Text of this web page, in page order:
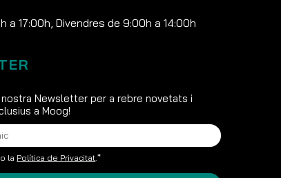
a 17:00h, Divendres de 9:00h a 14:00h
Newsletter per a rebre novetats i
a Moog!
la Política de Privacitat.*